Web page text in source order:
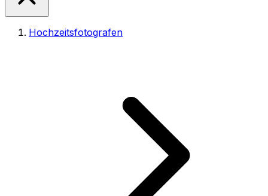
Hochzeitsfotografen